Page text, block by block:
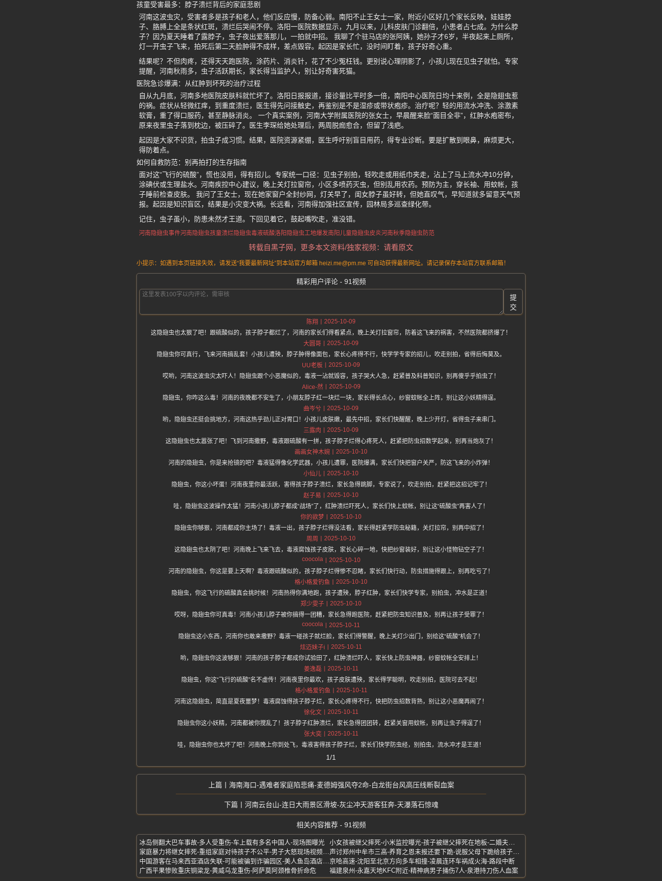
孩童受害最多：脖子溃烂背后的家庭悲剧
河南这波虫灾，受害者多是孩子和老人，他们反应慢，防备心弱。南阳不止王女士一家，附近小区好几个家长反映，娃娃脖
子、胳膊上全是条状红斑，溃烂后哭闹不停。洛阳一医院数据显示，九月以来，儿科皮肤门诊翻倍，小患者占七成。为什么脖
子？因为夏天睡着了露脖子，虫子夜出爱落那儿，一拍就中招。 我聊了个驻马店的张阿姨，她孙子才6岁，半夜起来上厕所，
灯一开虫子飞来，拍死后第二天脸肿得不成样，差点毁容。起因是家长忙，没时间盯着，孩子好奇心重。
结果呢？不但肉疼，还得天天跑医院，涂药片、消炎针，花了不少冤枉钱。更别说心理阴影了，小孩儿现在见虫子就怕。专家
提醒，河南秋雨多，虫子活跃期长，家长得当监护人，别让好奇害死猫。
医院急诊爆满：从红肿到坏死的治疗过程
自从九月底，河南多地医院皮肤科就忙坏了。洛阳日报报道，接诊量比平时多一倍，南阳中心医院日均十来例，全是隐翅虫惹
的祸。症状从轻微红痒，到重度溃烂，医生得先问接触史，再鉴别是不是湿疹或带状疱疹。治疗呢？轻的用流水冲洗、涂激素
软膏，重了得口服药，甚至静脉消炎。 一个真实案例，河南大学附属医院的张女士，早晨醒来脸“面目全非”，红肿水疱密布，
原来夜里虫子落到枕边，被压碎了。医生李琛给她处理后，两周脱痂愈合，但留了浅疤。
起因是大家不识货，拍虫子成习惯。结果，医院资源紧绷，医生呼吁别盲目用药，得专业诊断。要是扩散到眼鼻，麻烦更大，
得防着点。
如何自救防范：别再拍打的生存指南
面对这“飞行的硫酸”，慌也没用，得有招儿。专家统一口径：见虫子别拍，轻吹走或用纸巾夹走，沾上了马上流水冲10分钟，
涂碘伏或生理盐水。河南疾控中心建议，晚上关灯拉窗帘，小区多喷药灭虫，但别乱用农药。预防为主，穿长袖、用蚊帐，孩
子睡前检查皮肤。 我问了王女士，现在她家窗户全封纱网，灯关早了，闺女脖子虽好转，但她直叹气，早知道就多留意天气预
报。起因是知识盲区，结果是小灾变大祸。长远看，河南得加强社区宣传，园林局多巡查绿化带。
记住，虫子虽小，防患未然才王道。下回见着它，鼓起嘴吹走，准没错。
河南隐翅虫事件河南隐翅虫孩童溃烂隐翅虫毒液硫酸洛阳隐翅虫工地爆发南阳儿童隐翅虫皮炎河南秋季隐翅虫防范
转载自黑子网，更多本文资料/独家视频：请看原文
小提示：如遇到本页链接失效，请发送“我要最新网址”到本站官方邮箱 heizi.me@pm.me 可自动获得最新网址。请记录保存本站官方联系邮箱！
精彩用户评论 - 91视频
提
交
陈翔
2025-10-09
这隐翅虫也太狠了吧！跟硫酸似的，孩子脖子都烂了，河南的家长们得看紧点，晚上关灯拉窗帘，防着这飞来的祸害，不然医院都挤爆了！
大圆哥
2025-10-09
隐翅虫你可真行，飞来河南搞乱套！小孩儿遭殃，脖子肿得像面包，家长心疼得不行，快学学专家的招儿，吹走别拍，省得后悔莫及。
UU老板
2025-10-09
哎哟，河南这波虫灾太吓人！隐翅虫跟个小恶魔似的，毒液一沾就毁容，孩子哭大人急，赶紧普及科普知识，别再傻乎乎拍虫了！
Alice-然
2025-10-09
隐翅虫，你咋这么毒！河南的夜晚都不安生了，小朋友脖子红一块烂一块，家长得长点心，纱窗蚊帐全上阵，别让这小妖精得逞。
曲岑兮
2025-10-09
哟，隐翅虫还挺会挑地方，河南这热乎劲儿正对胃口！小孩儿皮肤嫩，最先中招，家长们快醒醒，晚上少开灯，省得虫子来串门。
三露肉
2025-10-09
这隐翅虫也太嚣张了吧！飞到河南撒野，毒液跟硫酸有一拼，孩子脖子烂得心疼死人，赶紧把防虫招数学起来，别再当炮灰了！
画画女神木婉
2025-10-10
河南的隐翅虫，你是来抢镜的吧？毒液猛得像化学武器，小孩儿遭罪，医院爆满，家长们快把窗户关严，防这飞来的小炸弹！
小仙儿
2025-10-10
隐翅虫，你这小坏蛋！河南夜里你最活跃，害得孩子脖子溃烂，家长急得跳脚，专家说了，吹走别拍，赶紧把这招记牢了！
赵子易
2025-10-10
哇，隐翅虫这波操作太猛！河南小孩儿脖子都成“战场”了，红肿溃烂吓死人，家长们快上蚊帐，别让这“硫酸虫”再害人了！
你的欲梦
2025-10-10
隐翅虫你够狠，河南都成你主场了！毒液一出，孩子脖子烂得没法看，家长得赶紧学防虫秘籍，关灯拉帘，别再中招了！
周周
2025-10-10
这隐翅虫也太阴了吧！河南晚上飞来飞去，毒液腐蚀孩子皮肤，家长心碎一地，快把纱窗装好，别让这小怪物钻空子了！
coocola
2025-10-10
河南的隐翅虫，你这是要上天啊？毒液跟硫酸似的，孩子脖子烂得惨不忍睹，家长们快行动，防虫措施得跟上，别再吃亏了！
格小格爱钓鱼
2025-10-10
隐翅虫，你这飞行的硫酸真会挑时候！河南热得你满地跑，孩子遭殃，脖子红肿，家长们快学专家，别拍虫，冲水是正道！
郑少雯子
2025-10-10
哎呀，隐翅虫你可真毒！河南小孩儿脖子被你搞得一团糟，家长急得跑医院，赶紧把防虫知识普及，别再让孩子受罪了！
coocola
2025-10-11
隐翅虫这小东西，河南你也敢来撒野？毒液一碰孩子就烂脸，家长们得警醒，晚上关灯少出门，别给这“硫酸”机会了！
炫迈妹子i
2025-10-11
哟，隐翅虫你这波够狠！河南的孩子脖子都成你试验田了，红肿溃烂吓人，家长快上防虫神器，纱窗蚊帐全安排上！
姜逸磊
2025-10-11
隐翅虫，你这“飞行的硫酸”名不虚传！河南夜里你最欢，孩子皮肤遭殃，家长得学聪明，吹走别拍，医院可去不起！
格小格爱钓鱼
2025-10-11
河南这隐翅虫，简直是夏夜噩梦！毒液腐蚀得孩子脖子烂，家长心疼得不行，快把防虫招数背熟，别让这小恶魔再闹了！
徐化文
2025-10-11
隐翅虫你这小妖精，河南都被你搅乱了！孩子脖子红肿溃烂，家长急得团团转，赶紧关窗用蚊帐，别再让虫子得逞了！
张大奕
2025-10-11
哇，隐翅虫你也太坏了吧！河南晚上你到处飞，毒液害得孩子脖子烂，家长们快学防虫经，别拍虫，流水冲才是王道！
1/1
海南海口-遇难者家庭陷悲痛-麦德姆强风夺2命-白龙街台风高压线断裂血案
河南云台山-连日大雨景区滑坡-灰尘冲天游客狂奔-天瀑落石惊魂
相关内容推荐 - 91视频
冰岛侧翻大巴车事故-多人受重伤-车上载有多名中国人-现场图曝光
小女孩被继父摔死-小米监控曝光-孩子被继父摔死在地板-二婚夫妻吵架酿惨剧
家庭暴力将继女摔死-重组家庭对待孩子不公平-男子大怒现场视频曝光
声讨郑州中牟市三高-养育之恩未报还要下跪-说服父母下跪给孩子当垫脚石
中国游客在马来西亚酒店失联-可能被骗到诈骗园区-美人鱼岛酒店视频扒出京哈高速-沈阳至北京方向多车相撞-凌晨连环车祸成火海-路段中断
广西平果惨败重庆铜梁龙-黄威乌龙重伤-阿萨莫阿颈椎骨折命危
福建泉州-永嘉天地KFC附近-精神病男子捅伤7人-泉港持刀伤人血案